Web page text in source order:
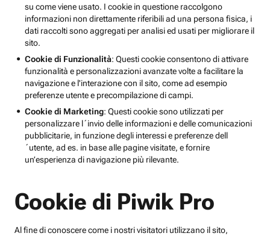
su come viene usato. I cookie in questione raccolgono
informazioni non direttamente riferibili ad una persona fisica, i
dati raccolti sono aggregati per analisi ed usati per migliorare il
sito.
Cookie di Funzionalità: Questi cookie consentono di attivare
funzionalità e personalizzazioni avanzate volte a facilitare la
navigazione e l'interazione con il sito, come ad esempio
preferenze utente e precompilazione di campi.
Cookie di Marketing: Questi cookie sono utilizzati per
personalizzare l´invio delle informazioni e delle comunicazioni
pubblicitarie, in funzione degli interessi e preferenze dell
´utente, ad es. in base alle pagine visitate, e fornire
un’esperienza di navigazione più rilevante.
Cookie di Piwik Pro
Al fine di conoscere come i nostri visitatori utilizzano il sito,